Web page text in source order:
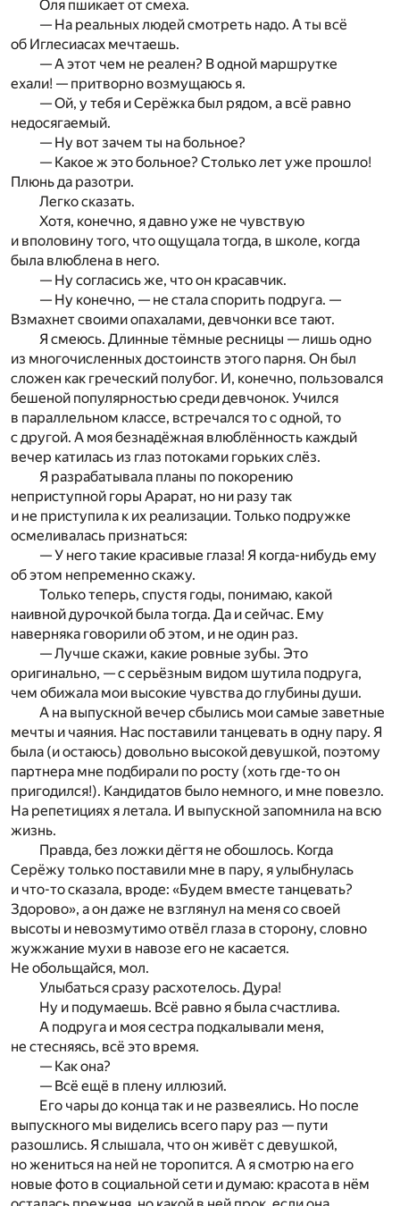
Оля пшикает от смеха.
— На реальных людей смотреть надо. А ты всё
об Иглесиасах мечтаешь.
— А этот чем не реален? В одной маршрутке
ехали! — притворно возмущаюсь я.
— Ой, у тебя и Серёжка был рядом, а всё равно
недосягаемый.
— Ну вот зачем ты на больное?
— Какое ж это больное? Столько лет уже прошло!
Плюнь да разотри.
Легко сказать.
Хотя, конечно, я давно уже не чувствую
и вполовину того, что ощущала тогда, в школе, когда
была влюблена в него.
— Ну согласись же, что он красавчик.
— Ну конечно, — не стала спорить подруга. —
Взмахнет своими опахалами, девчонки все тают.
Я смеюсь. Длинные тёмные ресницы — лишь одно
из многочисленных достоинств этого парня. Он был
сложен как греческий полубог. И, конечно, пользовался
бешеной популярностью среди девчонок. Учился
в параллельном классе, встречался то с одной, то
с другой. А моя безнадёжная влюблённость каждый
вечер катилась из глаз потоками горьких слёз.
Я разрабатывала планы по покорению
неприступной горы Арарат, но ни разу так
и не приступила к их реализации. Только подружке
осмеливалась признаться:
— У него такие красивые глаза! Я когда-нибудь ему
об этом непременно скажу.
Только теперь, спустя годы, понимаю, какой
наивной дурочкой была тогда. Да и сейчас. Ему
наверняка говорили об этом, и не один раз.
— Лучше скажи, какие ровные зубы. Это
оригинально, — с серьёзным видом шутила подруга,
чем обижала мои высокие чувства до глубины души.
А на выпускной вечер сбылись мои самые заветные
мечты и чаяния. Нас поставили танцевать в одну пару. Я
была (и остаюсь) довольно высокой девушкой, поэтому
партнера мне подбирали по росту (хоть где-то он
пригодился!). Кандидатов было немного, и мне повезло.
На репетициях я летала. И выпускной запомнила на всю
жизнь.
Правда, без ложки дёгтя не обошлось. Когда
Серёжу только поставили мне в пару, я улыбнулась
и что-то сказала, вроде: «Будем вместе танцевать?
Здорово», а он даже не взглянул на меня со своей
высоты и невозмутимо отвёл глаза в сторону, словно
жужжание мухи в навозе его не касается.
Не обольщайся, мол.
Улыбаться сразу расхотелось. Дура!
Ну и подумаешь. Всё равно я была счастлива.
А подруга и моя сестра подкалывали меня,
не стесняясь, всё это время.
— Как она?
— Всё ещё в плену иллюзий.
Его чары до конца так и не развеялись. Но после
выпускного мы виделись всего пару раз — пути
разошлись. Я слышала, что он живёт с девушкой,
но жениться на ней не торопится. А я смотрю на его
новые фото в социальной сети и думаю: красота в нём